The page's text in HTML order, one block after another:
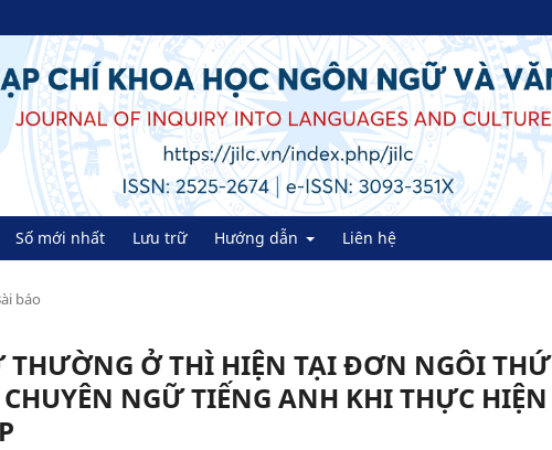
Số mới nhất Lưu trữ Hướng dẫn Liên hệ
báo
THƯỜNG Ở THÌ HIỆN TẠI ĐƠN NGÔI THỨ
NGỮ TIẾNG ANH KHI THỰC HIỆN